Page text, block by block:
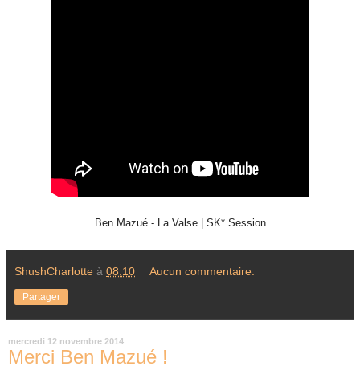
Ben Mazué - La Valse | SK* Session
ShushCharlotte à 08:10 Aucun commentaire:
Partager
mercredi 12 novembre 2014
Merci Ben Mazué !